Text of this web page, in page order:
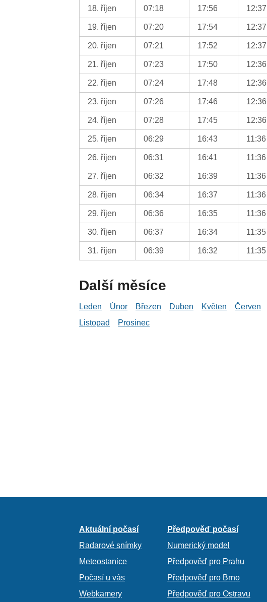
18. říjen 07:18 17:56 12:37
19. říjen 07:20 17:54 12:37
20. říjen 07:21 17:52 12:37
21. říjen 07:23 17:50 12:36
22. říjen 07:24 17:48 12:36
23. říjen 07:26 17:46 12:36
24. říjen 07:28 17:45 12:36
25. říjen 06:29 16:43 11:36
26. říjen 06:31 16:41 11:36
27. říjen 06:32 16:39 11:36
28. říjen 06:34 16:37 11:36
29. říjen 06:36 16:35 11:36
30. říjen 06:37 16:34 11:35
31. říjen 06:39 16:32 11:35
Další měsíce
Leden Únor Březen Duben Květen Červen
Listopad
Prosinec
Aktuální počasí
Radarové snímky
Meteostanice
Počasí u vás
Webkamery
Předpověď počasí
Numerický model
Předpověď pro Prahu
Předpověď pro Brno
Předpověď pro Ostravu